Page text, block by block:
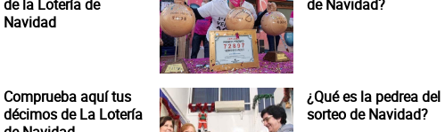
de la Lotería de
Navidad
de Navidad?
Comprueba aquí tus
décimos de La Lotería
¿Qué es la pedrea del
sorteo de Navidad?